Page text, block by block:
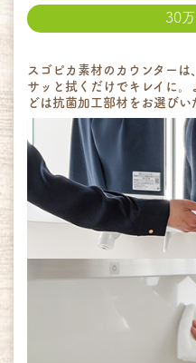
30
スゴピカ素材のカウンターは
サッと拭くだけでキレイに
どは抗菌加工部材をお選びい